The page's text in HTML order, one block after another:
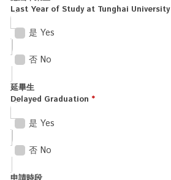
Last Year of Study at Tunghai University
是 Yes
否 No
延畢生
Delayed Graduation *
是 Yes
否 No